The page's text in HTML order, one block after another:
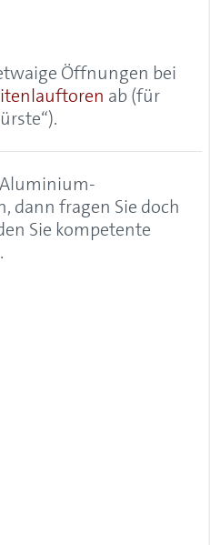
Öffnungen bei
ab (für
dann fragen Sie doch
Sie kompetente